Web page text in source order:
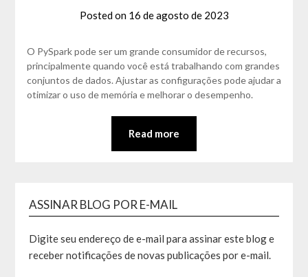
Posted on 16 de agosto de 2023
Matos
O PySpark pode ser um grande consumidor de recursos,
principalmente quando você está trabalhando com grandes
conjuntos de dados. Ajustar as configurações pode ajudar a
otimizar o uso de memória e melhorar o desempenho.
Read more
ASSINAR BLOG POR E-MAIL
Digite seu endereço de e-mail para assinar este blog e
receber notificações de novas publicações por e-mail.